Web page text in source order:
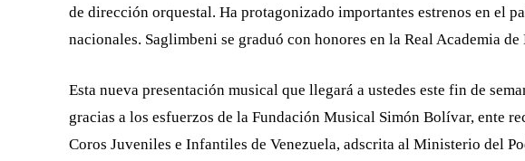
de dirección orquestal. Ha protagonizado importantes estrenos en el
nacionales. Saglimbeni se graduó con honores en la Real Academia
Esta nueva presentación musical que llegará a ustedes este fin de
gracias a los esfuerzos de la Fundación Musical Simón Bolívar, ente
Coros Juveniles e Infantiles de Venezuela, adscrita al Ministerio del